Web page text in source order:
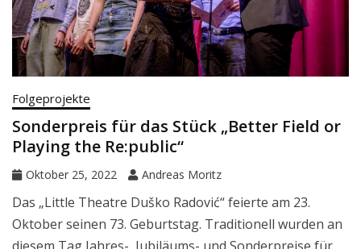
Folgeprojekte
Sonderpreis für das Stück „Better Field or
Playing the Re:public“
Oktober 25, 2022 Andreas Moritz
Das „Little Theatre Duško Radović“ feierte am 23.
Oktober seinen 73. Geburtstag. Traditionell wurden an